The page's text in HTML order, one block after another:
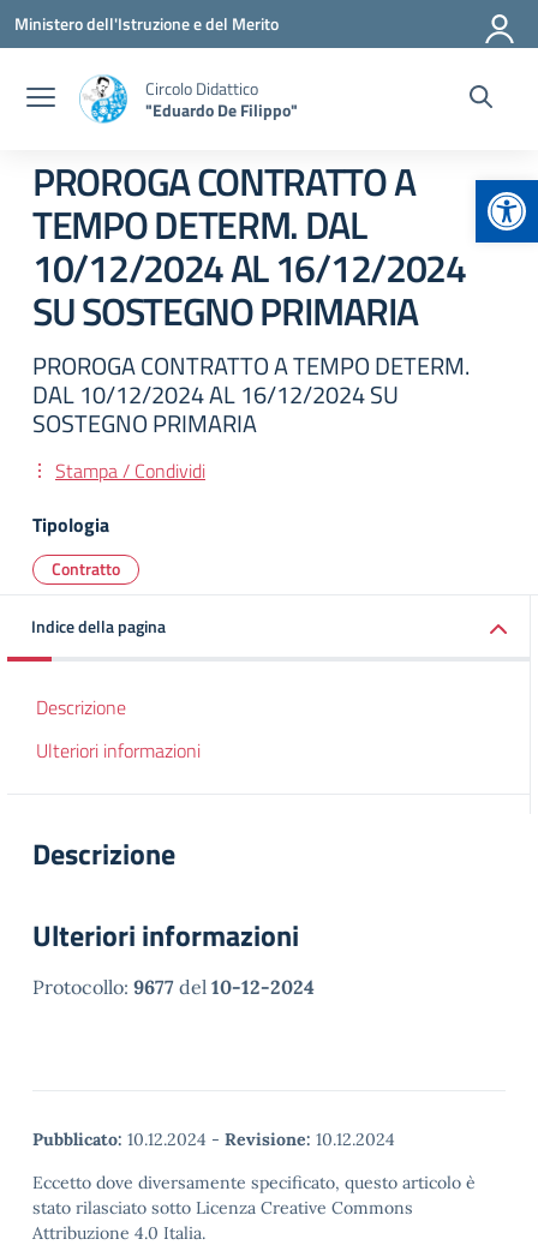
Vai ai contenuti
Vai al menu di navigazione
Vai al footer
Ministero dell'Istruzione e del Merito
Circolo Didattico
"Eduardo De Filippo"
PROROGA CONTRATTO A
TEMPO DETERM. DAL
10/12/2024 AL 16/12/2024
SU SOSTEGNO PRIMARIA
PROROGA CONTRATTO A TEMPO DETERM.
DAL 10/12/2024 AL 16/12/2024 SU
SOSTEGNO PRIMARIA
Stampa / Condividi
Tipologia
Contratto
Indice della pagina
Descrizione
Ulteriori informazioni
Descrizione
Ulteriori informazioni
Protocollo: 9677 del 10-12-2024
Pubblicato: 10.12.2024 - Revisione: 10.12.2024
Eccetto dove diversamente specificato, questo articolo è
stato rilasciato sotto Licenza Creative Commons
Attribuzione 4.0 Italia.